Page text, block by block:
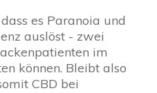
es Paranoia und
auslöst - zwei
im
können. Bleibt also
CBD bei